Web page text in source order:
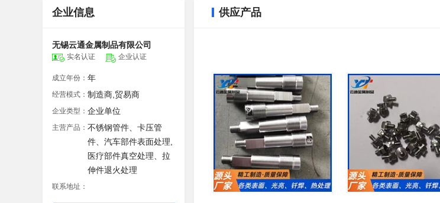
企业信息
无锡云通金属制品有限公司
实名认证 企业认证
成立年份： 年
经营模式： 制造商,贸易商
企业类型： 企业单位
主营产品： 不锈钢管件、卡压管
件、汽车部件表面处理,
医疗部件真空处理、拉
伸件退火处理
联系地址：
供应产品